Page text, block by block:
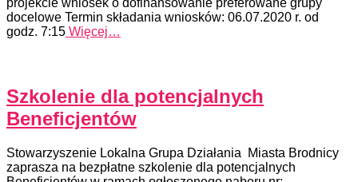
docelowe Termin składania wniosków: 06.07.2020 r. od
godz. 7:15 Więcej…
Szkolenie dla potencjalnych
Beneficjentów
Stowarzyszenie Lokalna Grupa Działania Miasta Brodnicy
zaprasza na bezpłatne szkolenie dla potencjalnych